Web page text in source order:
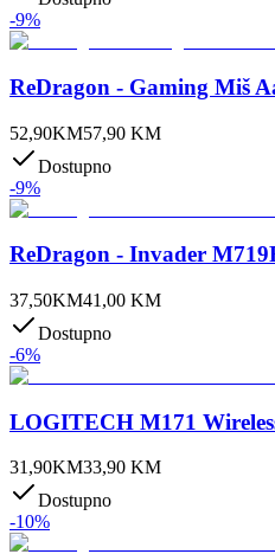
-9%
ReDragon - Gaming Miš
52,90KM57,90 KM
Dostupno
-9%
ReDragon - Invader
37,50KM41,00 KM
Dostupno
-6%
LOGITECH M171
31,90KM33,90 KM
Dostupno
-10%